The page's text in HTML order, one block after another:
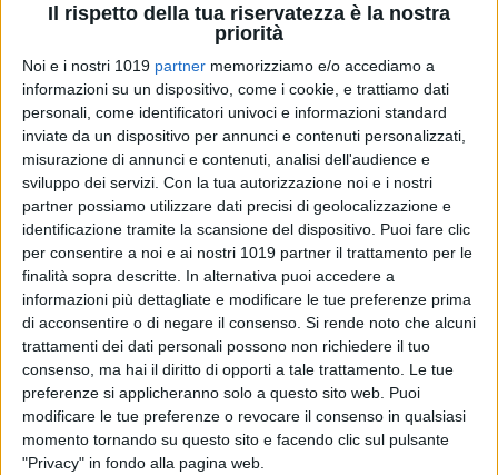
Il rispetto della tua riservatezza è la nostra
priorità
Noi e i nostri 1019 partner memorizziamo e/o accediamo a
informazioni su un dispositivo, come i cookie, e trattiamo dati
personali, come identificatori univoci e informazioni standard
inviate da un dispositivo per annunci e contenuti personalizzati,
misurazione di annunci e contenuti, analisi dell'audience e
sviluppo dei servizi. Con la tua autorizzazione noi e i nostri
partner possiamo utilizzare dati precisi di geolocalizzazione e
identificazione tramite la scansione del dispositivo. Puoi fare clic
per consentire a noi e ai nostri 1019 partner il trattamento per le
finalità sopra descritte. In alternativa puoi accedere a
informazioni più dettagliate e modificare le tue preferenze prima
di acconsentire o di negare il consenso. Si rende noto che alcuni
trattamenti dei dati personali possono non richiedere il tuo
consenso, ma hai il diritto di opporti a tale trattamento. Le tue
preferenze si applicheranno solo a questo sito web. Puoi
modificare le tue preferenze o revocare il consenso in qualsiasi
momento tornando su questo sito e facendo clic sul pulsante
"Privacy" in fondo alla pagina web.
Zero: il re dei
mostri torna nel
teaser trailer
italiano
di La Redazione
Lionsgate rilancia
Leprechaun: il
folletto assassino
torna in un nuovo
film horror
di Emanuela Giuliani
Meadow Walker e
la Toyota Supra
di Paul Walker:
“Non l’ho
venduta”
di Emanuela Giuliani
Wonka 2, nessun
rinvio: la Warner